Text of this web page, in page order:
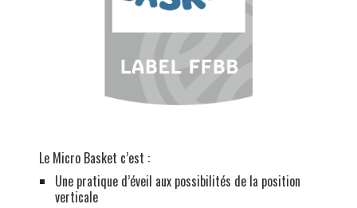
Le Micro Basket c’est :
Une pratique d’éveil aux possibilités de la position
verticale